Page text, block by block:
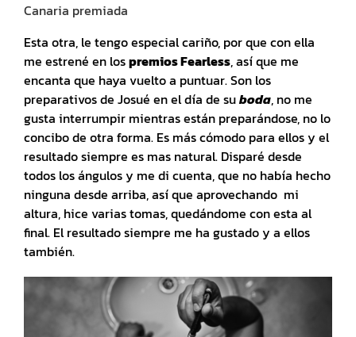
Canaria premiada
Esta otra, le tengo especial cariño, por que con ella
me estrené en lospremios Fearless, así que me
encanta que haya vuelto a puntuar. Son los
preparativos de Josué en el día de suboda, no me
gusta interrumpir mientras están preparándose, no lo
concibo de otra forma. Es más cómodo para ellos y el
resultado siempre es mas natural. Disparé desde
todos los ángulos y me di cuenta, que no había hecho
ninguna desde arriba, así que aprovechando mi
altura, hice varias tomas, quedándome con esta al
final. El resultado siempre me ha gustado y a ellos
también.